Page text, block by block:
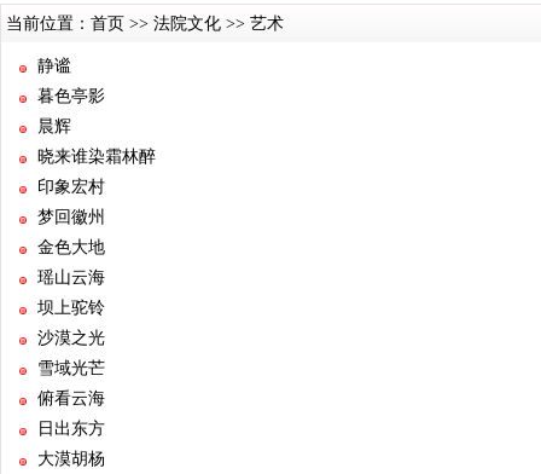
当前位置： 首页 >> 法院文化 >> 艺术
静谧
暮色亭影
晨辉
晓来谁染霜林醉
印象宏村
梦回徽州
金色大地
瑶山云海
坝上驼铃
沙漠之光
雪域光芒
俯看云海
日出东方
大漠胡杨